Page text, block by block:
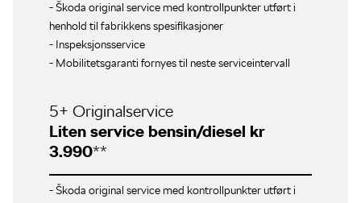
- Škoda original service med kontrollpunkter utført i
henhold til fabrikkens spesifikasjoner
- Inspeksjonsservice
- Mobilitetsgaranti fornyes til neste serviceintervall
5+ Originalservice
Liten service bensin/diesel kr
3.990**
- Škoda original service med kontrollpunkter utført i